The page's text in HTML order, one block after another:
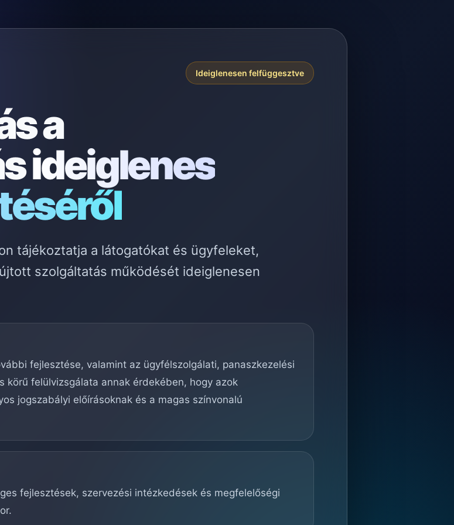
Ideiglenesen felfüggesztve
a
ideiglenes
tájékoztatja a látogatókat és ügyfeleket,
szolgáltatás működését ideiglenesen
fejlesztése, valamint az ügyfélszolgálati, panaszkezelési
körű felülvizsgálata annak érdekében, hogy azok
jogszabályi előírásoknak és a magas színvonalú
fejlesztések, szervezési intézkedések és megfelelőségi